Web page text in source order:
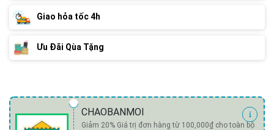
Giao hỏa tốc 4h
Ưu Đãi Qùa Tặng
CHAOBANMOI
Giảm 20% Giá trị đơn hàng từ 100,000₫ cho toàn bộ